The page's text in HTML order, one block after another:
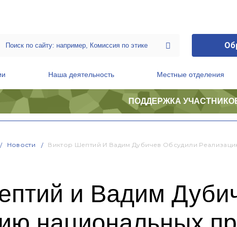
Наша деятельность Местные отделения
ПОДДЕРЖКА
Новости Виктор Шептий И Вадим Дубичев Обсудили
и Вадим